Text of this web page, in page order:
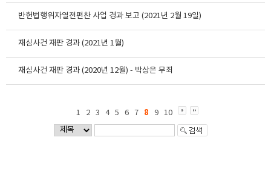
반헌법행위자열전편찬 사업 경과 보고 (2021년 2월 19일)
재심사건 재판 경과 (2021년 1월)
재심사건 재판 경과 (2020년 12월) - 박상은 무죄
1 2 3 4 5 6 7 8 9 10